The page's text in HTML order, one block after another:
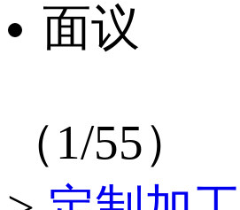
面议
（1/55）